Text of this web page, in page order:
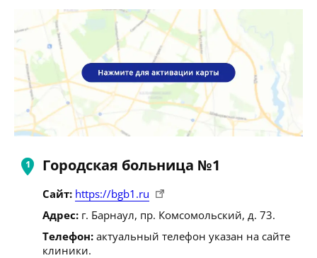
Городская больница №1
Сайт: https://bgb1.ru
Адрес: г. Барнаул, пр. Комсомольский, д. 73.
Телефон: актуальный телефон указан на сайте
клиники.